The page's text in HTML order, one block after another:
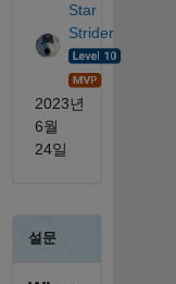
Star
Strider
2023년
6월
24일